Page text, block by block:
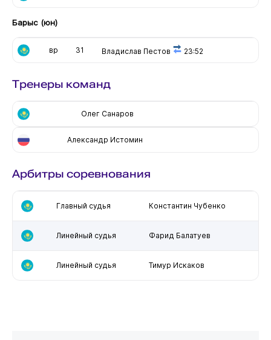
Барыс (юн)
вр 31 Владислав Пестов 23:52
Тренеры команд
Олег Санаров
Александр Истомин
Арбитры соревнования
Главный судья Константин Чубенко
Линейный судья Фарид Балатуев
Линейный судья Тимур Искаков